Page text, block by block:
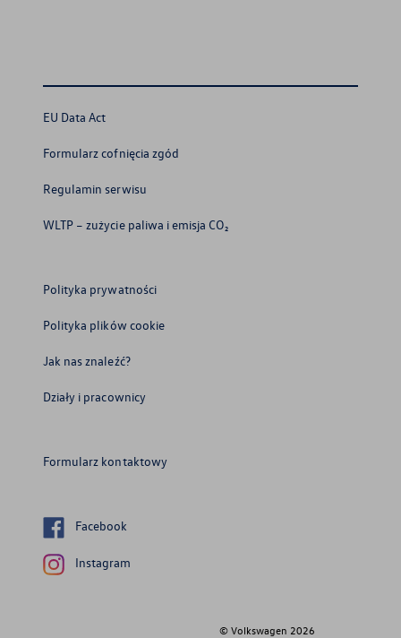
EU Data Act
Formularz cofnięcia zgód
Regulamin serwisu
WLTP – zużycie paliwa i emisja CO₂
Polityka prywatności
Polityka plików cookie
Jak nas znaleźć?
Działy i pracownicy
Formularz kontaktowy
Facebook
Instagram
© Volkswagen 2026